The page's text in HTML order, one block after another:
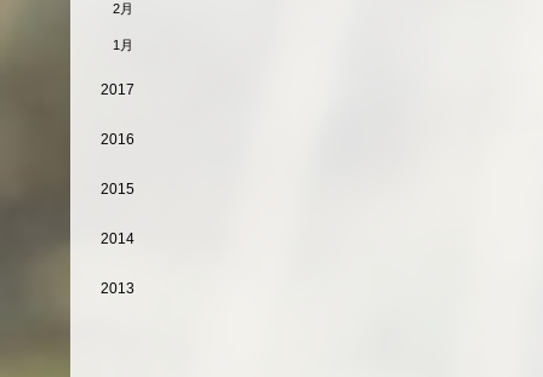
2月
1月
2017
2016
2015
2014
2013